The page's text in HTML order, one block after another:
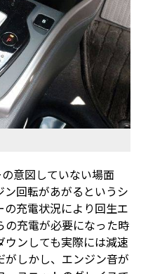
意図していない場面
回転があがるというシ
充電状況により回生エ
の充電が必要になった時
ンしても実際には減速
がしかし、エンジン音が